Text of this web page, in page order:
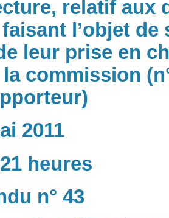
relatif aux
l’objet
leur prise en
commission
2011
heures
n° 43